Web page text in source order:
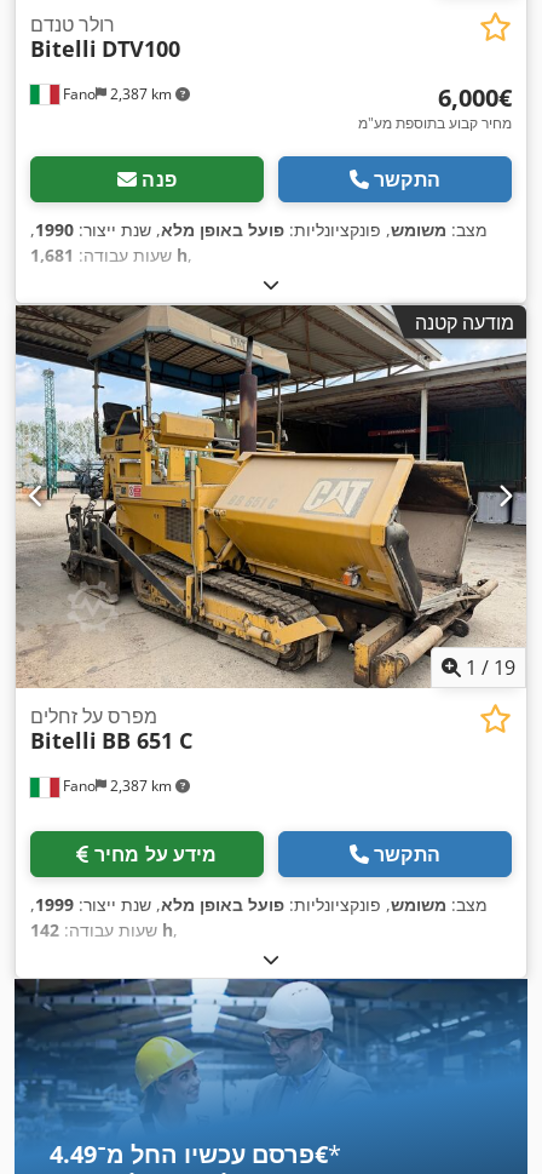
Fano 2,387 km
רולר טנדם
Bitelli DTV100
‏6,000 ‏€
מחיר קבוע בתוספת מע"מ
פנה התקשר
מצב: משומש, פונקציונליות: פועל באופן מלא, שנת ייצור: 1990
,
שעות עבודה: 1,681 h,
מודעה קטנה
1 / 19
Fano 2,387 km
מפרס על זחלים
Bitelli BB 651 C
מידע על מחיר התקשר
מצב: משומש, פונקציונליות: פועל באופן מלא, שנת ייצור: 1999
,
שעות עבודה: 142 h,
פרסם עכשיו החל מ־‏4.49 ‏€*